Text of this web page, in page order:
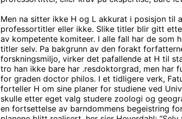
Men na sitter ikke H og L akkurat i posisjon til
professortitler eller ikke. Slike titler blir gitt
av kompetente komiteer. I alle fall har de som
titler selv. Pa bakgrunn av den forakt
forskningsmiljo, virker det pafallende at H til
tro han ikke bare har .resdoktorgrad, men har
for graden doctor philos. I et tidligere verk,
forteller H om sine planer for studiene ved
skulle etter eget valg studere zoologi og
en fortsettelse av barndommens begeistring